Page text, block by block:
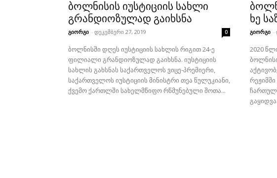
ბოლნისის იუსტიციის სახლი
გრანდიოზულად გაიხსნა
გიორგი - დეკემბერი 27, 2019 0
ბოლნისში დღეს იუსტიციის სახლის რიგით 24-ე
ფილიალი გრანდიოზულად გაიხსნა. იუსტიციის
სახლის გახსნას საქართველოს ვიცე-პრემიერი,
საქართველოს იუსტიციის მინისტრი თეა წულუკიანი,
ქვემო ქართლში სახელმწიფო რწმუნებული შოთა...
ხე
გიორგი -
2020